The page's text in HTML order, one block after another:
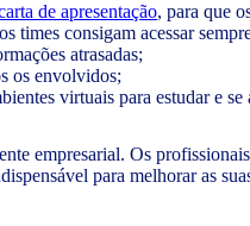
de apresentação, para que
times consigam acessar
atrasadas;
os envolvidos;
virtuais para estudar e se
empresarial. Os
para melhorar as